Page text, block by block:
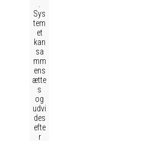
Sys
tem
et
kan
sa
mm
ens
ætte
s
og
udvi
des
efte
r